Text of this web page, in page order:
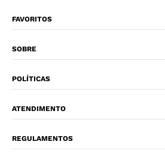
FAVORITOS
SOBRE
POLÍTICAS
ATENDIMENTO
REGULAMENTOS